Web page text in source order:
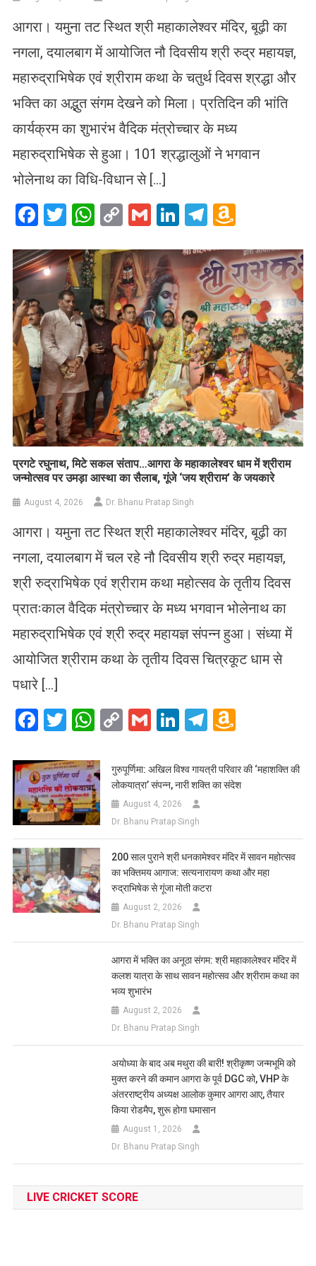
आगरा। यमुना तट स्थित श्री महाकालेश्वर मंदिर, बूढ़ी का
नगला, दयालबाग में आयोजित नौ दिवसीय श्री रुद्र महायज्ञ,
महारुद्राभिषेक एवं श्रीराम कथा के चतुर्थ दिवस श्रद्धा और
भक्ति का अद्भुत संगम देखने को मिला। प्रतिदिन की भांति
कार्यक्रम का शुभारंभ वैदिक मंत्रोच्चार के मध्य
महारुद्राभिषेक से हुआ। 101 श्रद्धालुओं ने भगवान
भोलेनाथ का विधि-विधान से […]
Facebook
Twitter
WhatsApp
CopyGmailLinkedIn
Telegram
List
प्रगटे रघुनाथ, मिटे सकल संताप…आगरा के महाकालेश्वर धाम में श्रीराम
जन्मोत्सव पर उमड़ा आस्था का सैलाब, गूंजे ‘जय श्रीराम’ के जयकारे
August 4, 2026 Dr. Bhanu Pratap Singh
आगरा। यमुना तट स्थित श्री महाकालेश्वर मंदिर, बूढ़ी का
नगला, दयालबाग में चल रहे नौ दिवसीय श्री रुद्र महायज्ञ,
श्री रुद्राभिषेक एवं श्रीराम कथा महोत्सव के तृतीय दिवस
प्रातःकाल वैदिक मंत्रोच्चार के मध्य भगवान भोलेनाथ का
महारुद्राभिषेक एवं श्री रुद्र महायज्ञ संपन्न हुआ। संध्या में
आयोजित श्रीराम कथा के तृतीय दिवस चित्रकूट धाम से
पधारे […]
Facebook
Twitter
WhatsApp
CopyGmailLinkedIn
Telegram
List
गुरुपूर्णिमा: अखिल विश्व गायत्री परिवार की ‘महाशक्ति की
लोकयात्रा’ संपन्न, नारी शक्ति का संदेश
August 4, 2026
Dr. Bhanu Pratap Singh
200 साल पुराने श्री धनकामेश्वर मंदिर में सावन महोत्सव
का भक्तिमय आगाज: सत्यनारायण कथा और महा
रुद्राभिषेक से गूंजा मोती कटरा
August 2, 2026
Dr. Bhanu Pratap Singh
आगरा में भक्ति का अनूठा संगम: श्री महाकालेश्वर मंदिर में
कलश यात्रा के साथ सावन महोत्सव और श्रीराम कथा का
भव्य शुभारंभ
August 2, 2026
Dr. Bhanu Pratap Singh
अयोध्या के बाद अब मथुरा की बारी! श्रीकृष्ण जन्मभूमि को
मुक्त करने की कमान आगरा के पूर्व DGC को, VHP के
अंतरराष्ट्रीय अध्यक्ष आलोक कुमार आगरा आए, तैयार
किया रोडमैप, शुरू होगा घमासान
August 1, 2026
Dr. Bhanu Pratap Singh
LIVE CRICKET SCORE